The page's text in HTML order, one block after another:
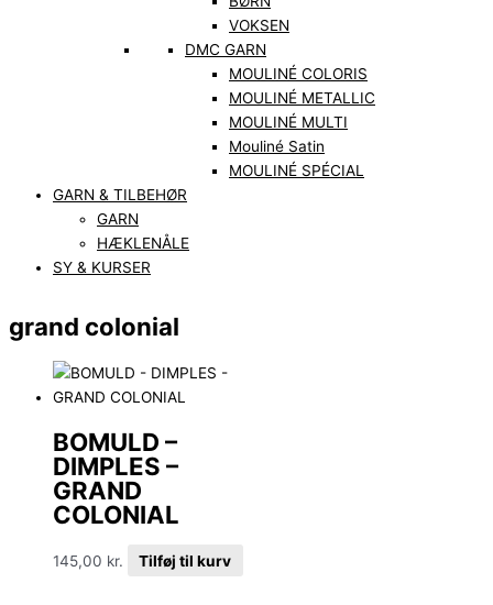
VOKSEN
DMC GARN
MOULINÉ COLORIS
MOULINÉ METALLIC
MOULINÉ MULTI
Mouliné Satin
MOULINÉ SPÉCIAL
GARN & TILBEHØR
GARN
HÆKLENÅLE
SY & KURSER
grand colonial
BOMULD –
DIMPLES –
GRAND
COLONIAL
145,00 kr. Tilføj til kurv